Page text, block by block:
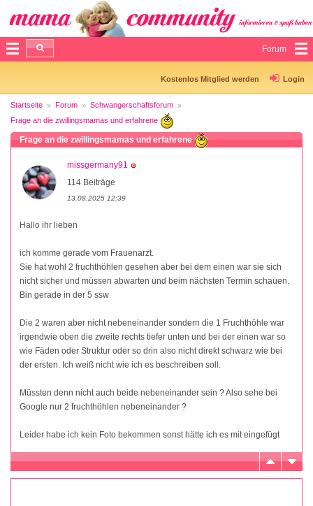
Forum
Kostenlos Mitglied werden Login
Startseite Forum
Schwangerschaftsforum
Frage an die zwillingsmamas und erfahrene
Frage an die zwillingsmamas und erfahrene
missgermany91
114 Beiträge
13.08.2025 12:39
Hallo ihr lieben
ich komme gerade vom Frauenarzt.
Sie hat wohl 2 fruchthöhlen gesehen aber bei dem einen war sie sich
nicht sicher und müssen abwarten und beim nächsten Termin schauen.
Bin gerade in der 5 ssw
Die 2 waren aber nicht nebeneinander sondern die 1 Fruchthöhle war
irgendwie oben die zweite rechts tiefer unten und bei der einen war so
wie Fäden oder Struktur oder so drin also nicht direkt schwarz wie bei
der ersten. Ich weiß nicht wie ich es beschreiben soll.
Müssten denn nicht auch beide nebeneinander sein ? Also sehe bei
Google nur 2 fruchthöhlen nebeneinander ?
Leider habe ich kein Foto bekommen sonst hätte ich es mit eingefügt